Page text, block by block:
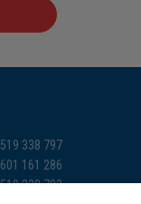
338 797
161 286
338 793